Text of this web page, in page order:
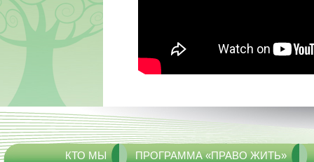
КТО МЫ ПРОГРАММА «ПРАВО ЖИТЬ»